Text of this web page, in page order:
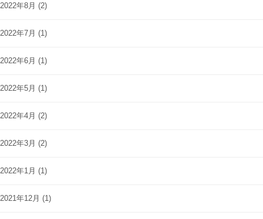
2022年8月 (2)
2022年7月 (1)
2022年6月 (1)
2022年5月 (1)
2022年4月 (2)
2022年3月 (2)
2022年1月 (1)
2021年12月 (1)